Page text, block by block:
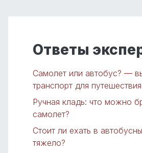
Ответы
Самолет или автобус? —
транспорт для путешествия
Ручная кладь: что можно
самолет?
Стоит ли ехать в
тяжело?